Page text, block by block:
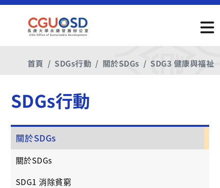
首頁 SDGs行動 關於SDGs SDG3 健康與福祉
SDGs行動
關於SDGs
關於SDGs
SDG1 消除貧窮